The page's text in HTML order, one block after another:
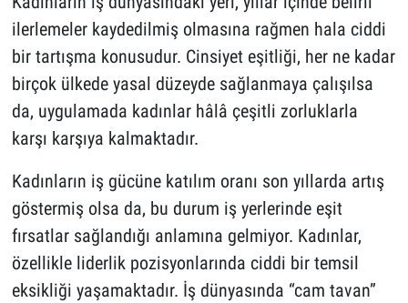
ilerlemeler kaydedilmiş olmasına rağmen hala ciddi
bir tartışma konusudur. Cinsiyet eşitliği, her ne kadar
birçok ülkede yasal düzeyde sağlanmaya çalışılsa
da, uygulamada kadınlar hâlâ çeşitli zorluklarla
karşı karşıya kalmaktadır.
Kadınların iş gücüne katılım oranı son yıllarda artış
göstermiş olsa da, bu durum iş yerlerinde eşit
fırsatlar sağlandığı anlamına gelmiyor. Kadınlar,
özellikle liderlik pozisyonlarında ciddi bir temsil
eksikliği yaşamaktadır. İş dünyasında “cam tavan”